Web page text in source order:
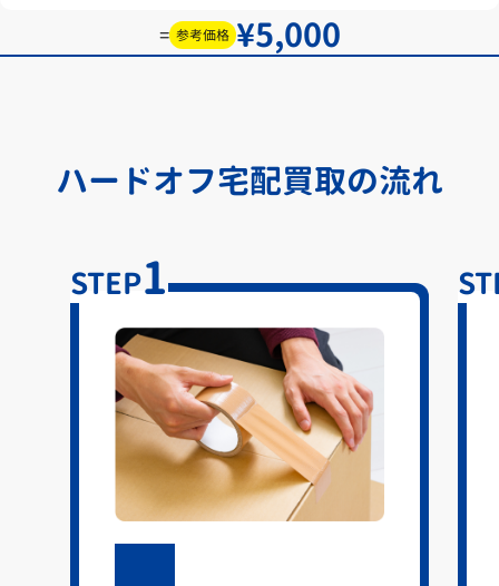
= 参考価格 5,000
ハードオフ宅配買取の流れ
STEP1